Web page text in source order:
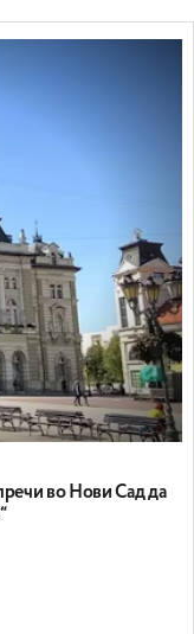
во Нови Сад да